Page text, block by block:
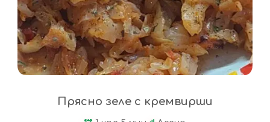
Прясно зеле с кремвирши